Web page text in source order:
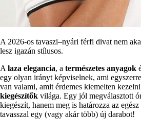
A 2026-os tavaszi–nyári férfi divat nem
lesz igazán stílusos.
A laza elegancia, a természetes anyagok
egy olyan irányt képviselnek, ami
van valami, amit érdemes kiemelten
kiegészítők világa. Egy jól megválasztott
kiegészít, hanem meg is határozza az
tavasszal egy (vagy akár több) új darabot!